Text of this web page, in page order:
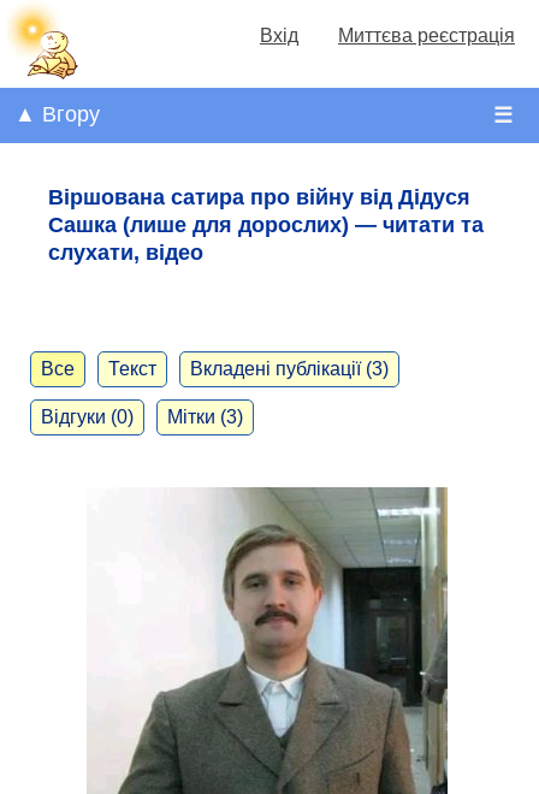
Вхід Миттєва реєстрація
☰
▲ Вгору
Віршована сатира про війну від Дідуся
Сашка (лише для дорослих) — читати та
слухати, відео
Все Текст Вкладені публікації (3)
Відгуки (0) Мітки (3)